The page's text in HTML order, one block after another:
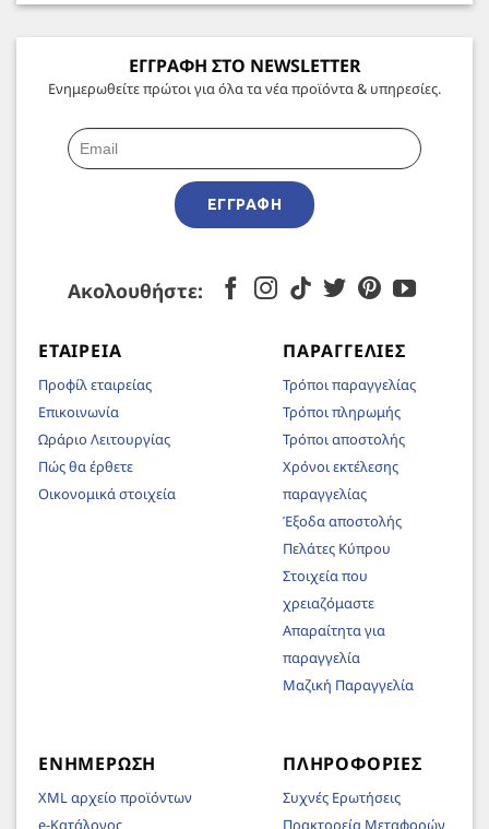
ΕΓΓΡΑΦΗ ΣΤΟ NEWSLETTER
Ενημερωθείτε πρώτοι για όλα τα νέα προϊόντα & υπηρεσίες.
ΕΓΓΡΑΦΉ
Ακολουθήστε:
ΕΤΑΙΡΕΊΑ
Προφίλ εταιρείας
Επικοινωνία
Ωράριο Λειτουργίας
Πώς θα έρθετε
Οικονομικά στοιχεία
ΠΑΡΑΓΓΕΛΊΕΣ
Τρόποι παραγγελίας
Τρόποι πληρωμής
Τρόποι αποστολής
Χρόνοι εκτέλεσης
παραγγελίας
Έξοδα αποστολής
Πελάτες Κύπρου
Στοιχεία που
χρειαζόμαστε
Απαραίτητα για
παραγγελία
Μαζική Παραγγελία
ΕΝΗΜΈΡΩΣΗ
XML αρχείο προϊόντων
e-Κατάλογος
ΠΛΗΡΟΦΟΡΊΕΣ
Συχνές Ερωτήσεις
Πρακτορεία Μεταφορών